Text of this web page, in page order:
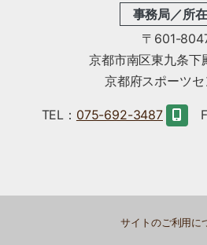
事務局／所
〒601-
京都市南区東九条下
京都府スポーツ
TEL： 075-692-3487
サイトのご利用に